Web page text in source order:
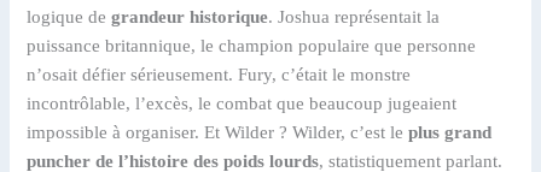
logique degrandeur historique. Joshua représentait la
puissance britannique, le champion populaire que personne
n’osait défier sérieusement. Fury, c’était le monstre
incontrôlable, l’excès, le combat que beaucoup jugeaient
impossible à organiser. Et Wilder ? Wilder, c’est leplus grand
puncher de l’histoire des poids lourds, statistiquement parlant.